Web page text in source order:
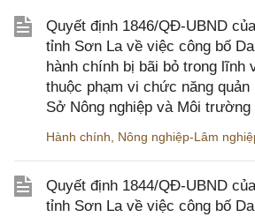
Quyết định 1846/QĐ-UBND
tỉnh Sơn La về việc công bố
hành chính bị bãi bỏ trong lĩnh
thuộc phạm vi chức năng
Sở Nông nghiệp và Môi trường
Hành chính Nông nghiệp-Lâm
Quyết định 1844/QĐ-UBND
tỉnh Sơn La về việc công bố